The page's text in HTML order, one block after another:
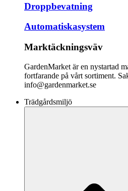
Droppbevatning
Automatiskasystem
Marktäckningsväv
GardenMarket är en nystartad
fortfarande på vårt sortiment.
info@gardenmarket.se
Trädgårdsmiljö